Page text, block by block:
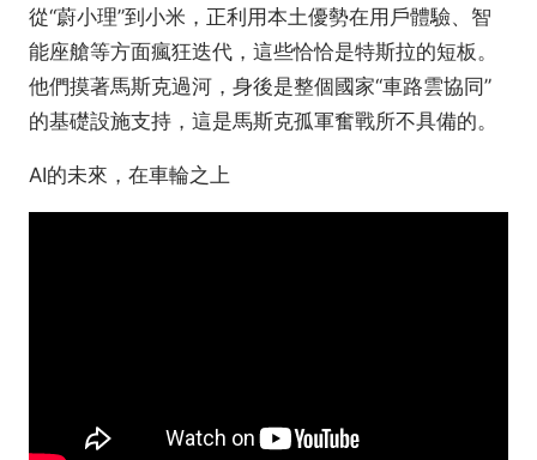
從“蔚小理”到小米，正利用本土優勢在用戶體驗、智
能座艙等方面瘋狂迭代，這些恰恰是特斯拉的短板。
他們摸著馬斯克過河，身後是整個國家“車路雲協同”
的基礎設施支持，這是馬斯克孤軍奮戰所不具備的。
AI的未來，在車輪之上